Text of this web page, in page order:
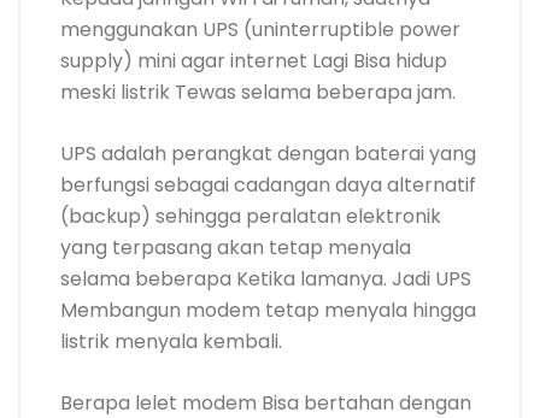
menggunakan UPS (uninterruptible power
supply) mini agar internet Lagi Bisa hidup
meski listrik Tewas selama beberapa jam.
UPS adalah perangkat dengan baterai yang
berfungsi sebagai cadangan daya alternatif
(backup) sehingga peralatan elektronik
yang terpasang akan tetap menyala
selama beberapa Ketika lamanya. Jadi UPS
Membangun modem tetap menyala hingga
listrik menyala kembali.
Berapa lelet modem Bisa bertahan dengan